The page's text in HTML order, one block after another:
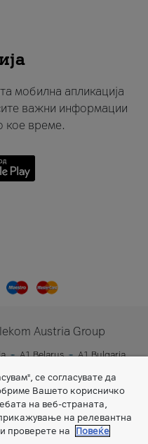
мобилна апликација
важни информации
кое време.
Austria Group
A1 Belarus
A1 Bulgaria
се согласувате да
Вашето корисничко
на веб-страната,
на релевантна
проверете на
Повеќе